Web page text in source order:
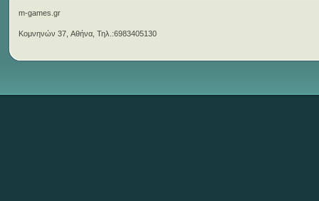
m-games.gr
Κομνηνών 37, Αθήνα, Τηλ.:6983405130